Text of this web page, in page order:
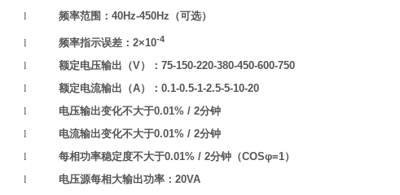
l 频率范围： 40Hz-450Hz （可选）
l 频率指示误差： 2×10-4
l 额定电压输出（V）： 75-150-220-380-450-600-750
l 额定电流输出（A）： 0.1-0.5-1-2.5-5-10-20
l 电压输出变化不大于0.01% / 2分钟
l 电流输出变化不大于0.01% / 2分钟
l 每相功率稳定度不大于0.01% / 2分钟（COSφ=1）
l 电压源每相大输出功率： 20VA